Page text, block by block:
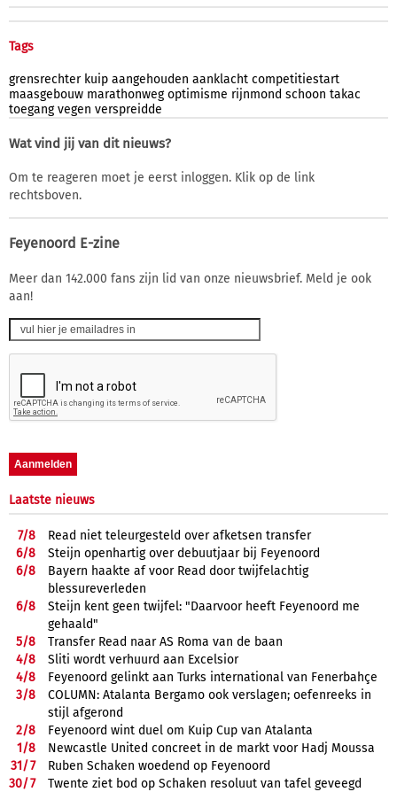
Tags
grensrechter kuip aangehouden aanklacht competitiestart
maasgebouw marathonweg optimisme rijnmond schoon takac
toegang vegen verspreidde
Wat vind jij van dit nieuws?
Om te reageren moet je eerst inloggen. Klik op de link
rechtsboven.
Feyenoord E-zine
Meer dan 142.000 fans zijn lid van onze nieuwsbrief. Meld je ook
aan!
Laatste nieuws
7/8
Read niet teleurgesteld over afketsen transfer
6/8
Steijn openhartig over debuutjaar bij Feyenoord
6/8
Bayern haakte af voor Read door twijfelachtig
blessureverleden
6/8
Steijn kent geen twijfel: "Daarvoor heeft Feyenoord me
gehaald"
5/8
Transfer Read naar AS Roma van de baan
4/8
Sliti wordt verhuurd aan Excelsior
4/8
Feyenoord gelinkt aan Turks international van Fenerbahçe
3/8
COLUMN: Atalanta Bergamo ook verslagen; oefenreeks in
stijl afgerond
2/8
Feyenoord wint duel om Kuip Cup van Atalanta
1/8
Newcastle United concreet in de markt voor Hadj Moussa
31/7
Ruben Schaken woedend op Feyenoord
30/7
Twente ziet bod op Schaken resoluut van tafel geveegd